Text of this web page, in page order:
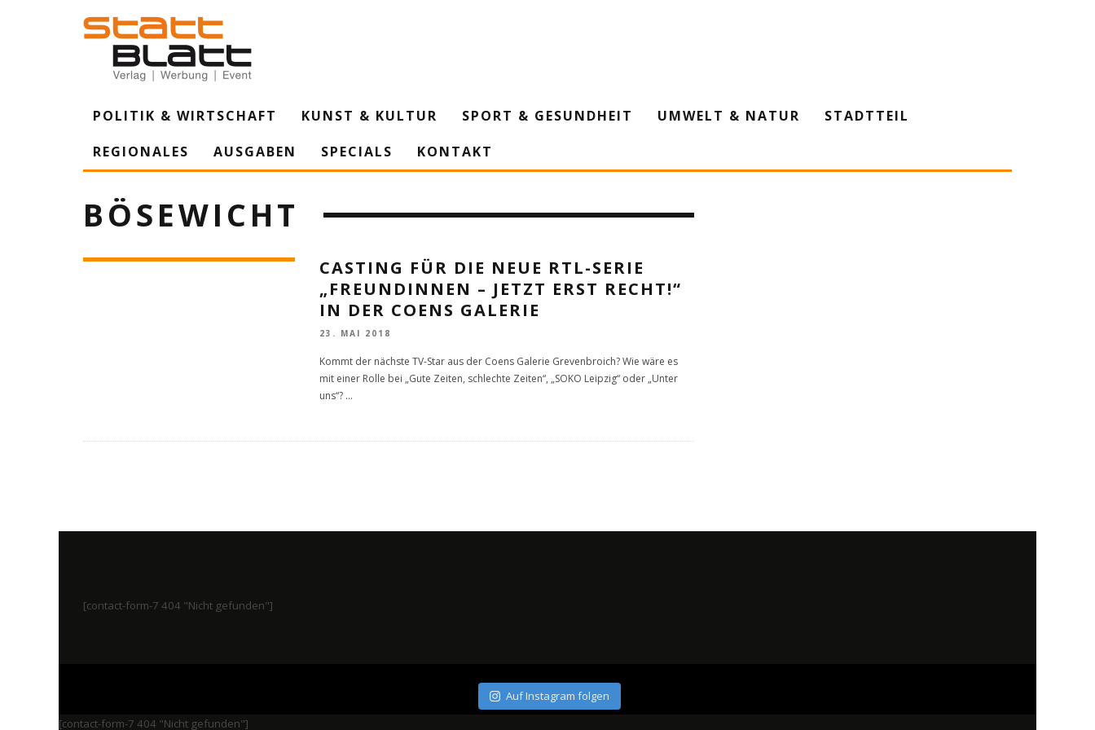
POLITIK & WIRTSCHAFT KUNST & KULTUR SPORT & GESUNDHEIT UMWELT & NATUR
STADTTEIL
REGIONALES
AUSGABEN SPECIALS KONTAKT
BÖSEWICHT
CASTING FÜR DIE NEUE RTL-SERIE
„FREUNDINNEN – JETZT ERST RECHT!“
IN DER COENS GALERIE
23. MAI 2018
Kommt der nächste TV-Star aus der Coens Galerie Grevenbroich? Wie wäre es
mit einer Rolle bei „Gute Zeiten, schlechte Zeiten“, „SOKO Leipzig“ oder „Unter
uns“? ...
[contact-form-7 404 "Nicht gefunden"]
Auf Instagram folgen
[contact-form-7 404 "Nicht gefunden"]